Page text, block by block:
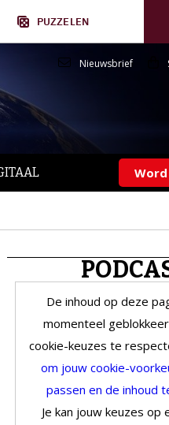
PUZZELEN
Nieuwsbrief
De inhoud op deze
momenteel
cookie-keuzes te
om jouw cookie-
passen en de inhoud
Je kan jouw keuzes op